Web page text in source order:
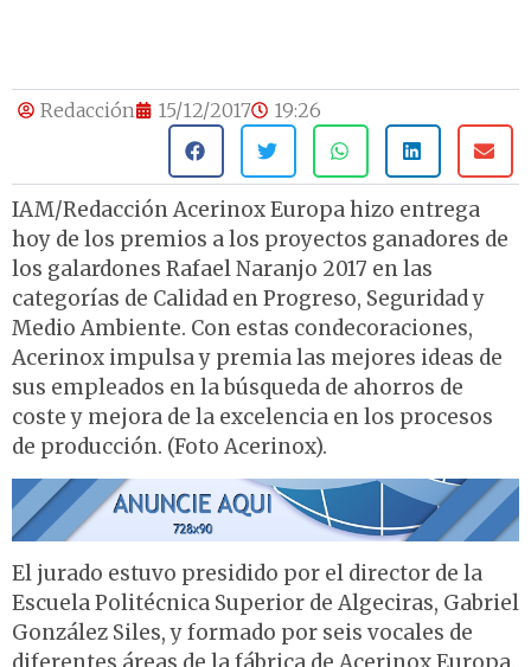
Redacción 15/12/2017 19:26
IAM/Redacción Acerinox Europa hizo entrega
hoy de los premios a los proyectos ganadores de
los galardones Rafael Naranjo 2017 en las
categorías de Calidad en Progreso, Seguridad y
Medio Ambiente. Con estas condecoraciones,
Acerinox impulsa y premia las mejores ideas de
sus empleados en la búsqueda de ahorros de
coste y mejora de la excelencia en los procesos
de producción. (Foto Acerinox).
El jurado estuvo presidido por el director de la
Escuela Politécnica Superior de Algeciras, Gabriel
González Siles, y formado por seis vocales de